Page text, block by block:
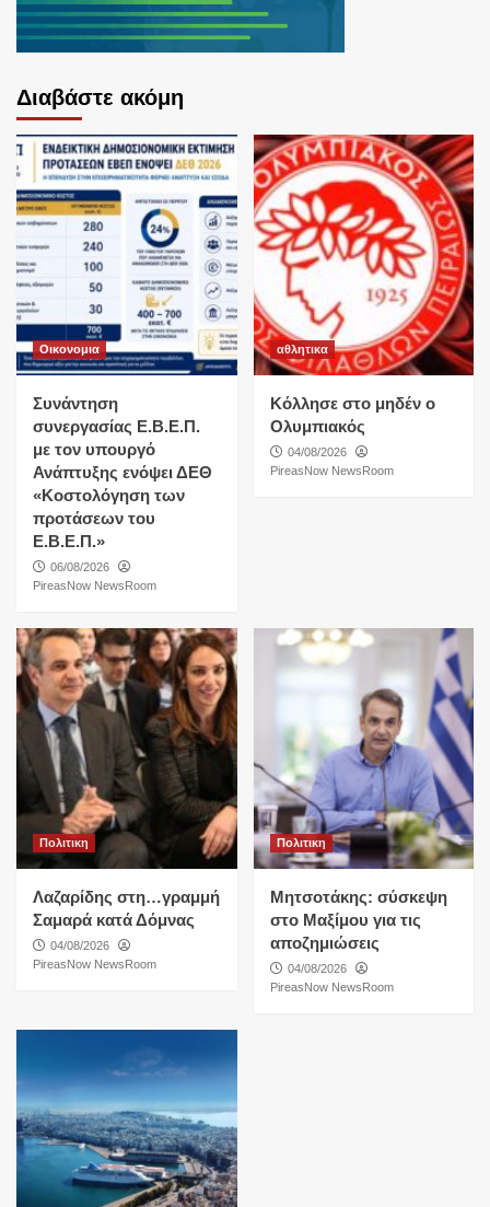
Διαβάστε ακόμη
Οικονομια
Συνάντηση
συνεργασίας Ε.Β.Ε.Π.
με τον υπουργό
Ανάπτυξης ενόψει ΔΕΘ
«Κοστολόγηση των
προτάσεων του
Ε.Β.Ε.Π.»
06/08/2026
PireasNow NewsRoom
αθλητικα
Κόλλησε στο μηδέν ο
Ολυμπιακός
04/08/2026
PireasNow NewsRoom
Πολιτικη
Λαζαρίδης στη…γραμμή
Σαμαρά κατά Δόμνας
04/08/2026
PireasNow NewsRoom
Πολιτικη
Μητσοτάκης: σύσκεψη
στο Μαξίμου για τις
αποζημιώσεις
04/08/2026
PireasNow NewsRoom